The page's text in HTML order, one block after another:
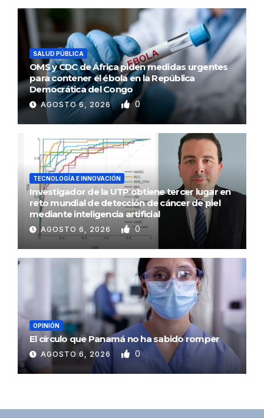
SALUD PÚBLICA
OMS y CDC de África piden medidas urgentes
para contener el ébola en la República
Democrática del Congo
AGOSTO 6, 2026 0
TECNOLOGÍA E INNOVACIÓN
Investigador de la UTP obtiene tercer lugar en
reto mundial de detección de cáncer de piel
mediante inteligencia artificial
AGOSTO 6, 2026 0
OPINIÓN
El círculo que Panamá no ha sabido romper
AGOSTO 6, 2026 0